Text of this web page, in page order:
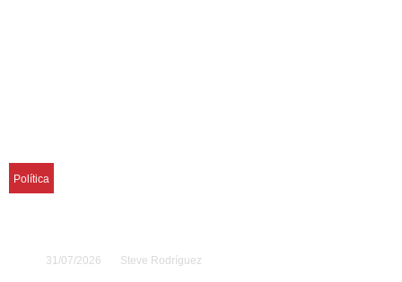
Política
31/07/2026 Steve Rodríguez